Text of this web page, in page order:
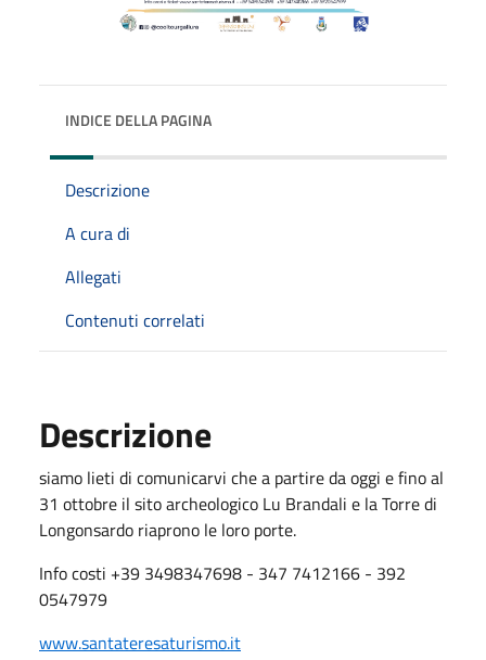
INDICE DELLA PAGINA
Descrizione
A cura di
Allegati
Contenuti correlati
Descrizione
siamo lieti di comunicarvi che a partire da oggi e fino al
31 ottobre il sito archeologico Lu Brandali e la Torre di
Longonsardo riaprono le loro porte.
Info costi +39 3498347698 - 347 7412166 - 392
0547979
www.santateresaturismo.it